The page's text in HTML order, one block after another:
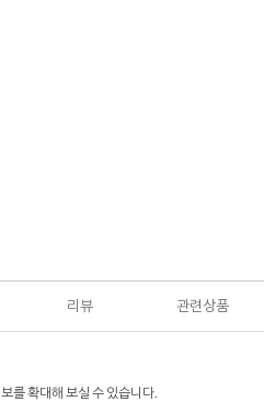
리뷰 관련상품
를 확대해 보실 수 있습니다.